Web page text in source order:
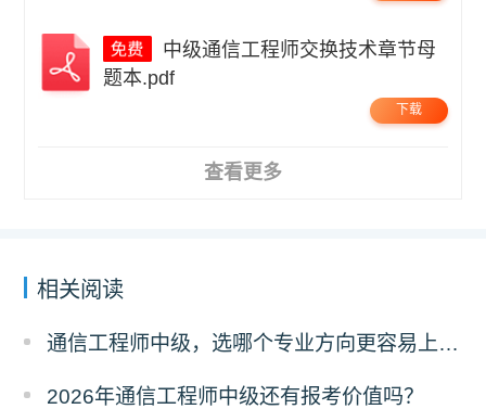
题本.pdf
下载
查看更多
相关阅读
通信工程师中级，选哪个专业方向更容易上岸？
2026年通信工程师中级还有报考价值吗？